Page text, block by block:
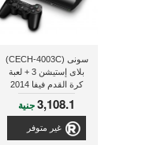
سونى (CECH-4003C)
بلاى إستيشن 3 + لعبة
كرة القدم فيفا 2014
البرازيل
3,108.1جنية
غير متوفر